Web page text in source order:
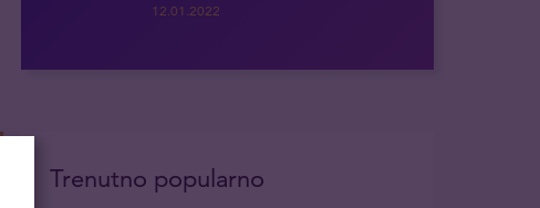
12.01.2022
Trenutno popularno